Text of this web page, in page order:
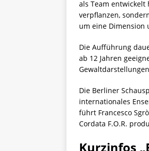
als Team
verpflanzen,
um eine Dimension
Die Aufführung
ab 12 Jahren
Die Berliner
internationales
führt Francesco
Cordata F.O.R.
Kurzinfos